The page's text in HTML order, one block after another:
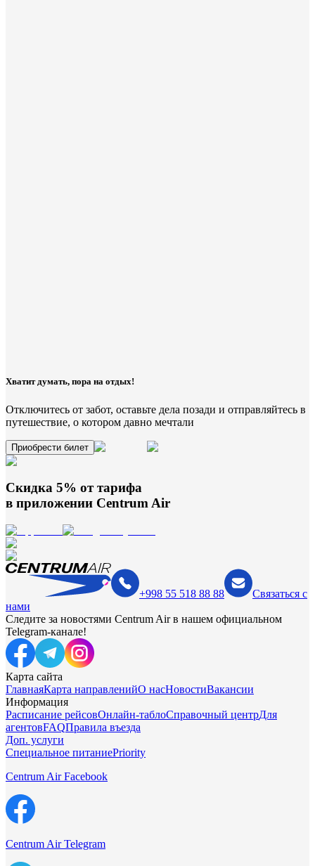
Хватит думать, пора на отдых!
Отключитесь от забот, оставьте дела позади и отправляйтесь в
путешествие, о котором давно мечтали
Приобрести билет
Скидка 5% от тарифа
в приложении Centrum Air
+998 55 518 88 88
Связаться с
нами
Следите за новостями Centrum Air в нашем официальном
Telegram-канале!
Карта сайта
ГлавнаяКарта направленийО насНовостиВакансии
Информация
Расписание рейсовОнлайн-таблоСправочный центрДля
агентовFAQПравила въезда
Доп. услуги
Специальное питаниеPriority
Centrum Air Facebook
Centrum Air Telegram